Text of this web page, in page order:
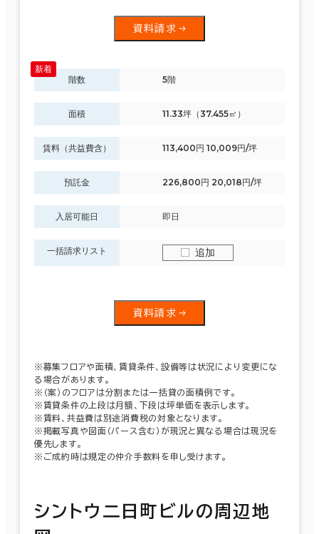
資料請求
階数 5階
面積 11.33坪（37.455㎡）
賃料（共益費含） 113,400円 10,009円/坪
預託金 226,800円 20,018円/坪
入居可能日 即日
一括請求リスト 追加
資料請求
※募集フロアや面積、賃貸条件、設備等は状況により変更にな
る場合があります。
※（案）のフロアは分割または一括貸の面積例です。
※賃貸条件の上段は月額、下段は坪単価を表示します。
※賃料、共益費は別途消費税の対象となります。
※掲載写真や図面（パース含む）が現況と異なる場合は現況を
優先します。
※ご成約時は規定の仲介手数料を申し受けます。
シントウ二日町ビルの周辺地